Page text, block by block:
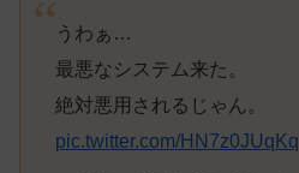
うわぁ…
最悪なシステム来た。
絶対悪用されるじゃん。
pic.twitter.com/HN7z0JUqKq